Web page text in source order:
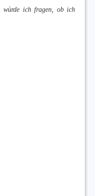
würde ich fragen, ob ich